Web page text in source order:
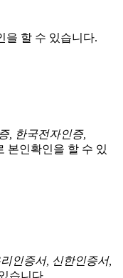
을 할 수 있습니다.
, 한국전자인증,
본인확인을 할 수 있
인증서, 신한인증서,